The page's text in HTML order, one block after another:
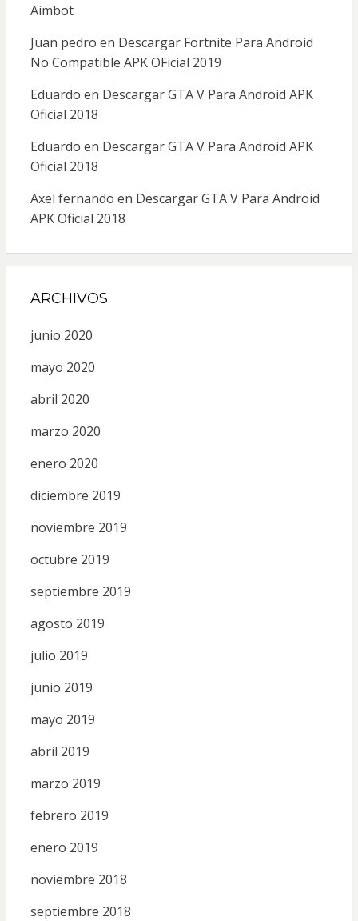
Aimbot
Juan pedro en Descargar Fortnite Para Android
No Compatible APK OFicial 2019
Eduardo en Descargar GTA V Para Android APK
Oficial 2018
Eduardo en Descargar GTA V Para Android APK
Oficial 2018
Axel fernando en Descargar GTA V Para Android
APK Oficial 2018
ARCHIVOS
junio 2020
mayo 2020
abril 2020
marzo 2020
enero 2020
diciembre 2019
noviembre 2019
octubre 2019
septiembre 2019
agosto 2019
julio 2019
junio 2019
mayo 2019
abril 2019
marzo 2019
febrero 2019
enero 2019
noviembre 2018
septiembre 2018